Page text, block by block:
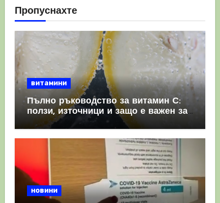
Пропуснахте
витамини
Пълно ръководство за витамин С:
ползи, източници и защо е важен за
имунната система
новини